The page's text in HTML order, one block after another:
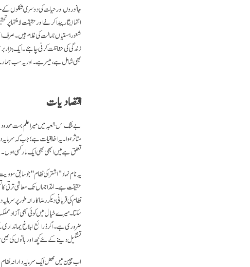
جانوروں اور حیات کی دوسری شکلوں کے
انتہا ایثار پیدا کرنے اور حقیقت لا
شعور ہستیاں جہالت کی غلام ہیں۔ صرف
زندگی کی حفاظت کرنی چاہئے۔ ایک
بھی شامل ہے، میسر ہے۔ اور یہ سب
اقتصادیات
بے شک اس شعبہ میں میرا علم بہت
متاثر ہوا۔ یہ اخلاقیات ہے؛ جب کہ
تعلق ہے میں ابھی بھی ایک مارکسی ہوں۔
یہ نام نہاد "اشتراکی نظام" جو سابق
حقیقت ہے۔ لہٰذا جہاں تک معاشی ترقی
نظام کی قربانی دیکر رضاکارانہ طور پر
سکتا۔ میرے خیال میں کوئی بھی آزاد
ضروری ہے۔ اگر ذرائع ابلاغ ایمانداری
تشکیل دینے کے لئے کچھ اور باتوں کی
اب چین میں محض ایک سرمایہ دارانہ